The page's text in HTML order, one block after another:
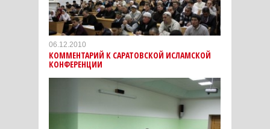
06.12.2010
КОММЕНТАРИЙ К САРАТОВСКОЙ ИСЛАМСКОЙ
КОНФЕРЕНЦИИ